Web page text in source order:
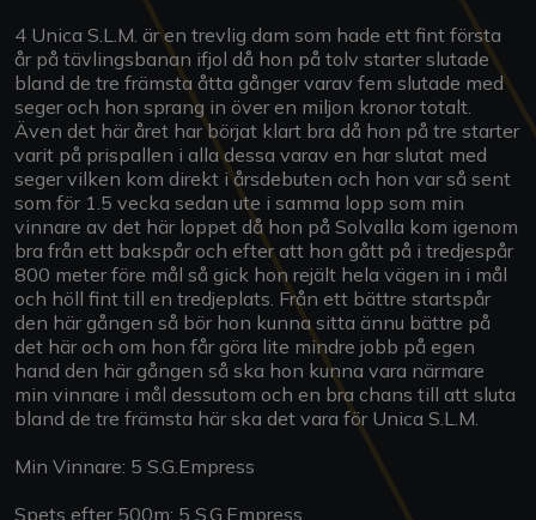
4 Unica S.L.M. är en trevlig dam som hade ett fint första
år på tävlingsbanan ifjol då hon på tolv starter slutade
bland de tre främsta åtta gånger varav fem slutade med
seger och hon sprang in över en miljon kronor totalt.
Även det här året har börjat klart bra då hon på tre starter
varit på prispallen i alla dessa varav en har slutat med
seger vilken kom direkt i årsdebuten och hon var så sent
som för 1.5 vecka sedan ute i samma lopp som min
vinnare av det här loppet då hon på Solvalla kom igenom
bra från ett bakspår och efter att hon gått på i tredjespår
800 meter före mål så gick hon rejält hela vägen in i mål
och höll fint till en tredjeplats. Från ett bättre startspår
den här gången så bör hon kunna sitta ännu bättre på
det här och om hon får göra lite mindre jobb på egen
hand den här gången så ska hon kunna vara närmare
min vinnare i mål dessutom och en bra chans till att sluta
bland de tre främsta här ska det vara för Unica S.L.M.
Min Vinnare: 5 S.G.Empress
Spets efter 500m: 5 S.G.Empress